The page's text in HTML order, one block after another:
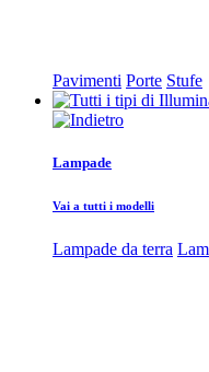
Pavimenti Porte Stufe
Lampade
Vai a tutti i modelli
Lampade da terra